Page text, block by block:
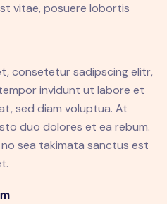
vitae, posuere lobortis
consetetur sadipscing elitr,
invidunt ut labore et
sed diam voluptua. At
duo dolores et ea rebum.
sea takimata sanctus est